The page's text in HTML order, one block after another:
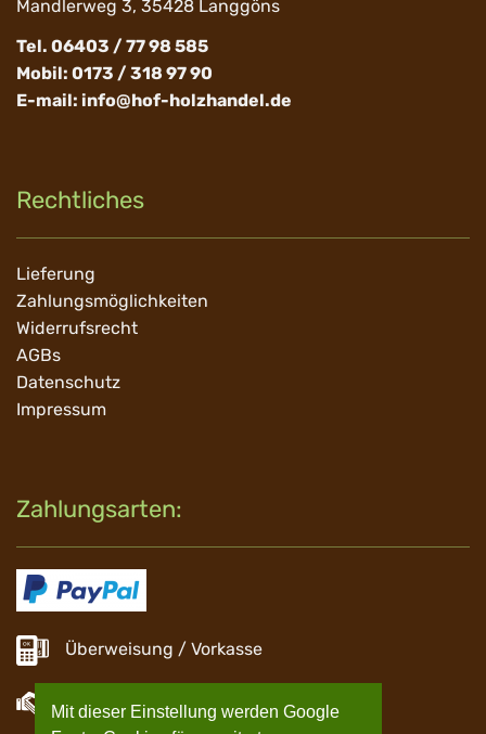
Mit dieser Einstellung werden Google
Mandlerweg 3, 35428 Langgöns
Tel. 06403 / 77 98 585
Mobil: 0173 / 318 97 90
E-mail: info@hof-holzhandel.de
Rechtliches
Navigation
überspringen
Lieferung
Zahlungsmöglichkeiten
Widerrufsrecht
AGBs
Datenschutz
Impressum
Zahlungsarten:
Überweisung / Vorkasse
Barzahlung